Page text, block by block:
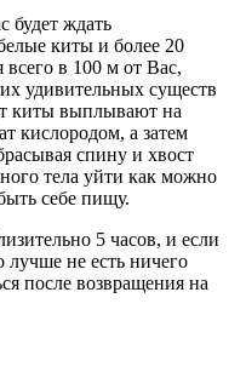
будет ждать
киты и более 20
всего в 100 м от Вас,
удивительных существ
киты выплывают на
кислородом, а затем
спину и хвост
тела уйти как можно
себе пищу.
5 часов, и если
не есть ничего
после возвращения на